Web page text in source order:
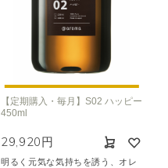
【定期購入・毎月】S02 ハッピー
450ml
29,920円
明るく元気な気持ちを誘う、オレ